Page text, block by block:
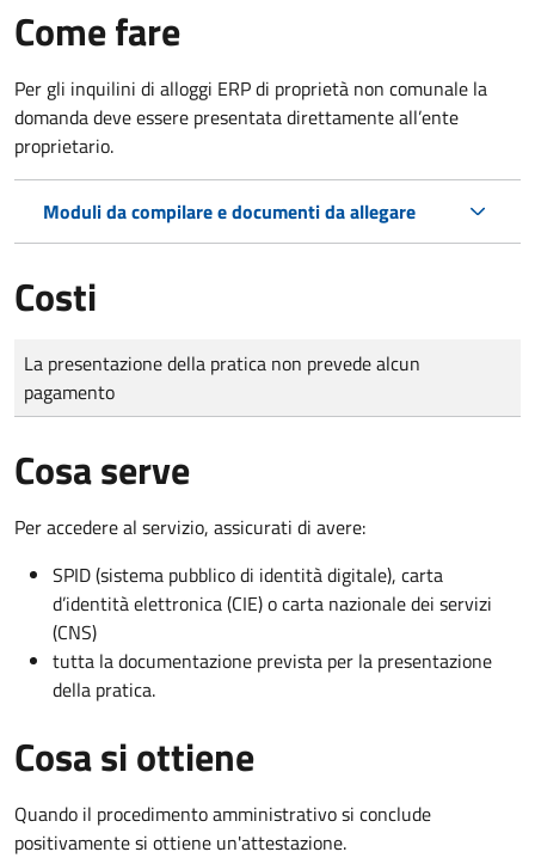
Come fare
Per gli inquilini di alloggi ERP di proprietà non comunale la
domanda deve essere presentata direttamente all’ente
proprietario.
Moduli da compilare e documenti da allegare
Costi
Tipo di pagamento
Importo
La presentazione della pratica non prevede alcun
pagamento
Cosa serve
Per accedere al servizio, assicurati di avere:
SPID (sistema pubblico di identità digitale), carta
d’identità elettronica (CIE) o carta nazionale dei servizi
(CNS)
tutta la documentazione prevista per la presentazione
della pratica.
Cosa si ottiene
Quando il procedimento amministrativo si conclude
positivamente si ottiene un'attestazione.